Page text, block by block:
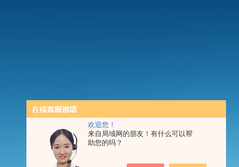
欢迎您！
来自局域网的朋友！有什么可以帮
助您的吗？